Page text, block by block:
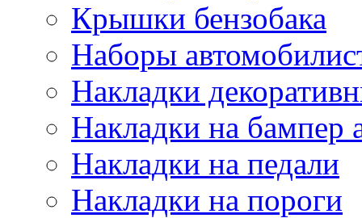
Крышки бензобака
Наборы
Накладки
Накладки на бампер
Накладки на педали
Накладки на пороги